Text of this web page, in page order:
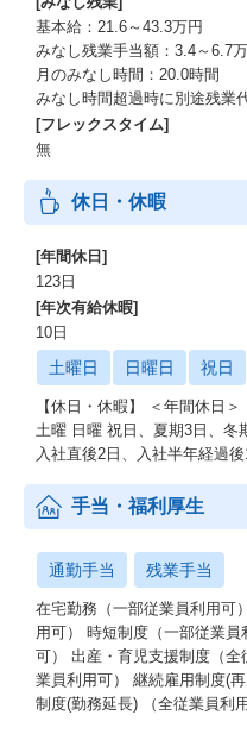
基本給：21.6～43.3万円
みなし残業手当額：3.4～6.7
月のみなし時間：20.0時間
みなし時間超過時に別途残業
[フレックスタイム]
無
休日・休暇
[年間休日]
123日
[年次有給休暇]
10日
土曜日 日曜日 祝日
【休日・休暇】 ＜年間休日
土曜 日曜 祝日、夏期3日、
入社直後2日、入社半年経過後
手当・福利厚生
通勤手当 残業手当
在宅勤務（一部従業員利用可
用可） 時短制度（一部従業
可） 出産・育児支援制度（
業員利用可） 継続雇用制度(
制度(勤務延長) （全従業員利用